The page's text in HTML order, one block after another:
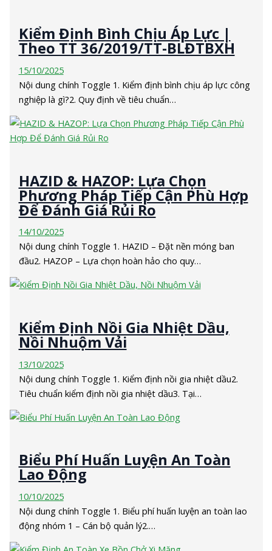
Kiểm Định Bình Chịu Áp Lực |
Theo TT 36/2019/TT-BLĐTBXH
15/10/2025
Nội dung chính Toggle 1. Kiểm định bình chịu áp lực công
nghiệp là gì?2. Quy định về tiêu chuẩn…
HAZID & HAZOP: Lựa Chọn
Phương Pháp Tiếp Cận Phù Hợp
Để Đánh Giá Rủi Ro
14/10/2025
Nội dung chính Toggle 1. HAZID – Đặt nền móng ban
đầu2. HAZOP – Lựa chọn hoàn hảo cho quy…
Kiểm Định Nồi Gia Nhiệt Dầu,
Nồi Nhuộm Vải
13/10/2025
Nội dung chính Toggle 1. Kiểm định nồi gia nhiệt dầu2.
Tiêu chuẩn kiểm định nồi gia nhiệt dầu3. Tại…
Biểu Phí Huấn Luyện An Toàn
Lao Động
10/10/2025
Nội dung chính Toggle 1. Biểu phí huấn luyện an toàn lao
động nhóm 1 – Cán bộ quản lý2.…